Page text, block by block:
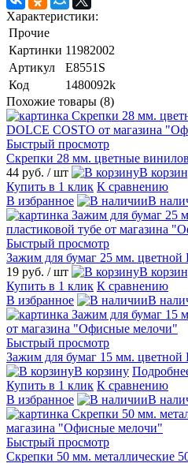
Характеристики:
Прочие
Картинки 11982002
Артикул
E8551S
Код
1480092k
Похожие товары (8)
Быстрый просмотр
Скрепки 28 мм. цветные
44 руб. / шт В
Купить в 1 клик К сравнению
В избранное
В
Быстрый просмотр
Зажим для бумаг 25 мм. цветной
19 руб. / шт В
Купить в 1 клик К сравнению
В избранное
В
Быстрый просмотр
Зажим для бумаг 15 мм.
В корзину
Купить в 1 клик К сравнению
В избранное
В
Быстрый просмотр
Скрепки 50 мм. металлические